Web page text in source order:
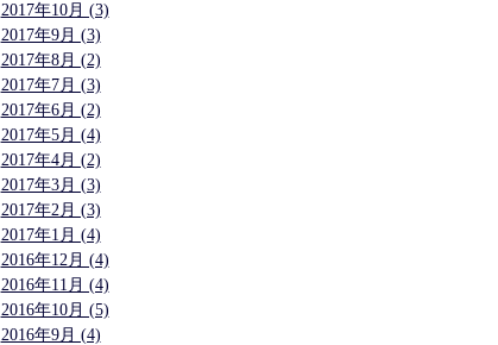
2017年10月 (3)
2017年9月 (3)
2017年8月 (2)
2017年7月 (3)
2017年6月 (2)
2017年5月 (4)
2017年4月 (2)
2017年3月 (3)
2017年2月 (3)
2017年1月 (4)
2016年12月 (4)
2016年11月 (4)
2016年10月 (5)
2016年9月 (4)